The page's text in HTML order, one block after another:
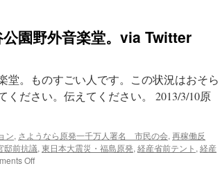
4
万
原
島
と
共
万
５
園野外音楽堂。via Twitter
堂。ものすごい人です。この状況はおそら
ださい。伝えてください。 2013/3/10原
ン, さようなら原発一千万人署名 市民の会, 再稼働反
邸前抗議, 東日本大震災・福島原発, 経産省前テント , 経産
Offon